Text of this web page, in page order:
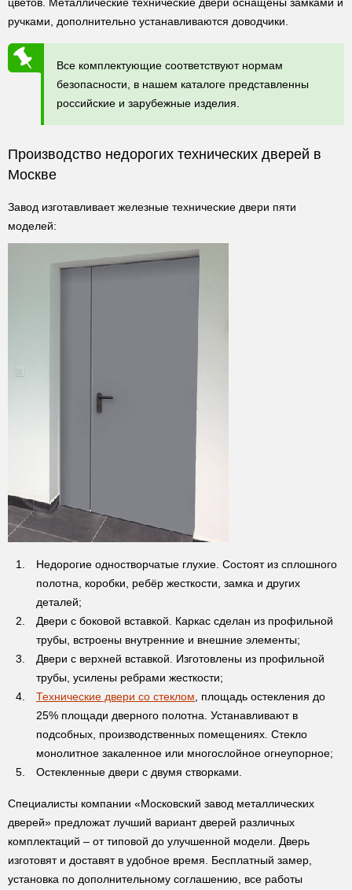
ручками, дополнительно устанавливаются доводчики.
Все комплектующие соответствуют нормам
безопасности, в нашем каталоге представленны
российские и зарубежные изделия.
Производство недорогих технических дверей в
Москве
Завод изготавливает железные технические двери пяти
моделей:
Недорогие одностворчатые глухие. Состоят из сплошного
полотна, коробки, ребёр жесткости, замка и других
деталей;
Двери с боковой вставкой. Каркас сделан из профильной
трубы, встроены внутренние и внешние элементы;
Двери с верхней вставкой. Изготовлены из профильной
трубы, усилены ребрами жесткости;
Технические двери со стеклом , площадь остекления до
25% площади дверного полотна. Устанавливают в
подсобных, производственных помещениях. Стекло
монолитное закаленное или многослойное огнеупорное;
Остекленные двери с двумя створками.
Специалисты компании «Московский завод металлических
дверей» предложат лучший вариант дверей различных
комплектаций – от типовой до улучшенной модели. Дверь
изготовят и доставят в удобное время. Бесплатный замер,
установка по дополнительному соглашению, все работы